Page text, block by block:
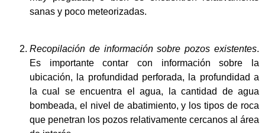
sanas y poco meteorizadas.
Recopilación de información sobre pozos existentes.
Es importante contar con información sobre la
ubicación, la profundidad perforada, la profundidad a
la cual se encuentra el agua, la cantidad de agua
bombeada, el nivel de abatimiento, y los tipos de roca
que penetran los pozos relativamente cercanos al área